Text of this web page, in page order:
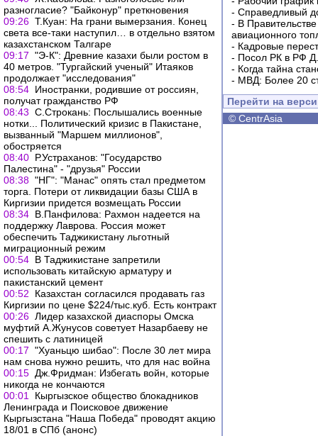
разногласие? "Байконур" преткновения
09:26 Т.Куан: На грани вымерзания. Конец
света все-таки наступил… в отдельно взятом
казахстанском Талгаре
09:17 "Э-К": Древние казахи были ростом в
40 метров. "Тургайский ученый" Итаяков
продолжает "исследования"
08:54 Иностранки, родившие от россиян,
получат гражданство РФ
08:43 С.Строкань: Послышались военные
нотки... Политический кризис в Пакистане,
вызванный "Маршем миллионов",
обостряется
08:40 Р.Устраханов: "Государство
Палестина" - "друзья" России
08:38 "НГ": "Манас" опять стал предметом
торга. Потери от ликвидации базы США в
Киргизии придется возмещать России
08:34 В.Панфилова: Рахмон надеется на
поддержку Лаврова. Россия может
обеспечить Таджикистану льготный
миграционный режим
00:54 В Таджикистане запретили
использовать китайскую арматуру и
пакистанский цемент
00:52
Казахстан согласился продавать газ
Киргизии по цене $224/тыс.куб. Есть контракт
00:26 Лидер казахской диаспоры Омска
муфтий А.Жунусов советует Назарбаеву не
спешить с латиницей
00:17 "Хуаньцю шибао": После 30 лет мира
нам снова нужно решить, что для нас война
00:15 Дж.Фридман: Избегать войн, которые
никогда не кончаются
00:01
Кыргызское общество блокадников
Ленинграда и Поисковое движение
Кыргызстана "Наша Победа" проводят акцию
18/01 в СПб (анонс)
- Справедливый
- В
авиационного
- Кадровые
- Посол РК в РФ
- Когда тайна
- МВД: Более 20
Перейти на
© CentrAsia